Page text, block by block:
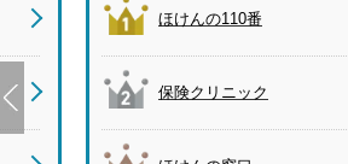
ほけんの110番
保険クリニック